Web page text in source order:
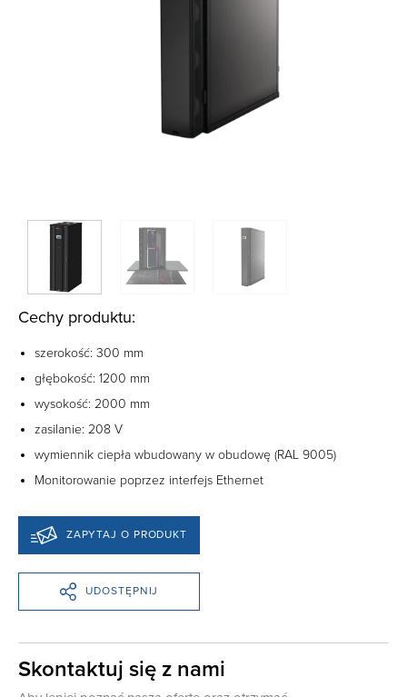
Cechy produktu:
szerokość: 300 mm
głębokość: 1200 mm
wysokość: 2000 mm
zasilanie: 208 V
wymiennik ciepła wbudowany w obudowę (RAL 9005)
Monitorowanie poprzez interfejs Ethernet
ZAPYTAJ O PRODUKT
UDOSTĘPNIJ
Skontaktuj się z nami